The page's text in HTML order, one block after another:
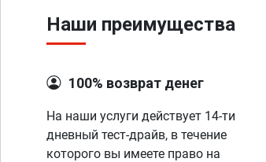
Наши преимущества
100% возврат денег
На наши услуги действует 14-ти
дневный тест-драйв, в течение
которого вы имеете право на